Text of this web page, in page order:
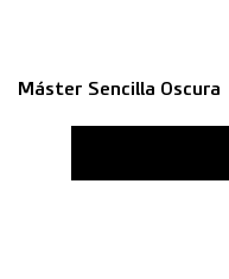
Máster Sencilla Oscura